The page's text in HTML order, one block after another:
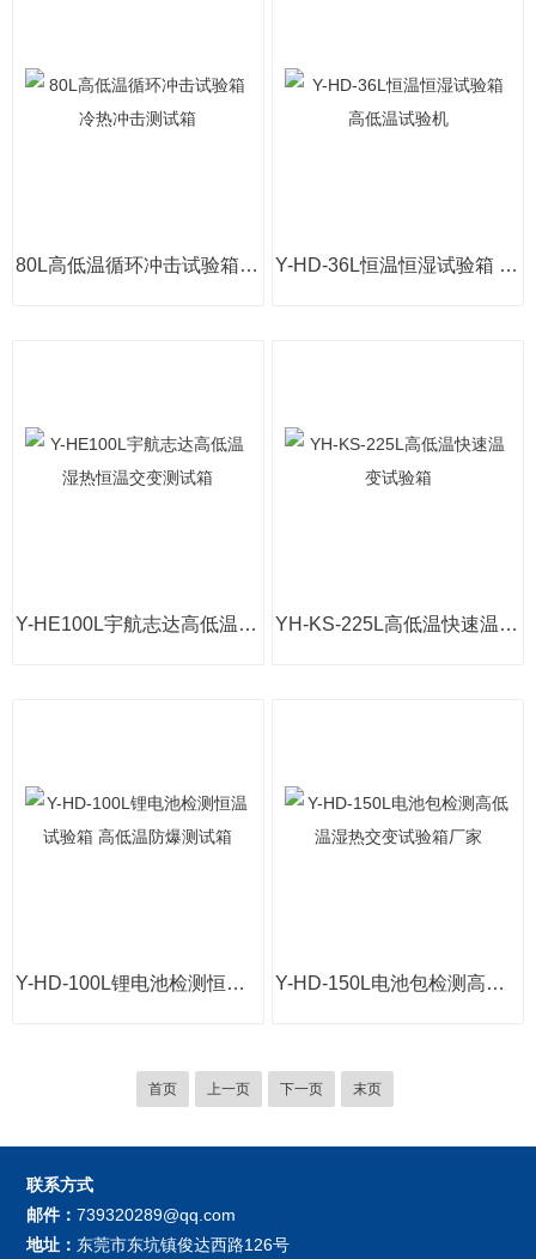
80L高低温循环冲击试验箱 冷热冲击测试箱 Y-HD-36L恒温恒湿试验箱 高低温试验机
Y-HE100L宇航志达高低温湿热恒温交变测试箱 YH-KS-225L高低温快速温变试验箱
Y-HD-100L锂电池检测恒温试验箱 高低温防爆测试箱 Y-HD-150L电池包检测高低温湿热交变试验箱厂家
首页 上一页 下一页 末页
联系方式
邮件：739320289@qq.com
地址： 东莞市东坑镇俊达西路126号